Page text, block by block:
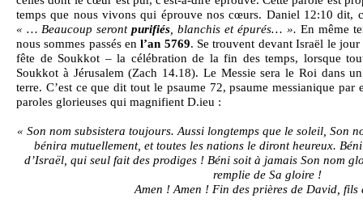
temps que nous vivons qui éprouve nos cœurs. Daniel 12:10 dit,
« … Beaucoup serontpurifiés , blanchis et épurés… ». En même
nous sommes passés enl’an 5769. Se trouvent devant Israël le
fête de Soukkot – la célébration de la fin des temps, lorsque
Soukkot à Jérusalem (Zach 14.18). Le Messie sera le Roi dans
terre. C’est ce que dit tout le psaume 72, psaume messianique par
paroles glorieuses qui magnifient D.ieu :
« Son nom subsistera toujours. Aussi longtemps que le soleil, Son
bénira mutuellement, et toutes les nations le diront heureux.
d’Israël, qui seul fait des prodiges ! Béni soit à jamais Son nom
remplie de Sa gloire !
Amen ! Amen ! Fin des prières de David, fils